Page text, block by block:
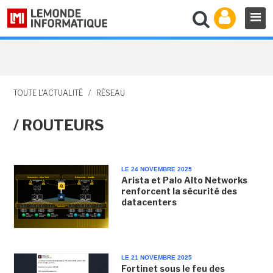
TOUTE L'ACTUALITÉ / RÉSEAU
/ ROUTEURS
LE 24 NOVEMBRE 2025
Arista et Palo Alto Networks
renforcent la sécurité des
datacenters
LE 21 NOVEMBRE 2025
Fortinet sous le feu des